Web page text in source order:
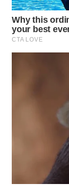
WN
DAIRI
TAPANULI